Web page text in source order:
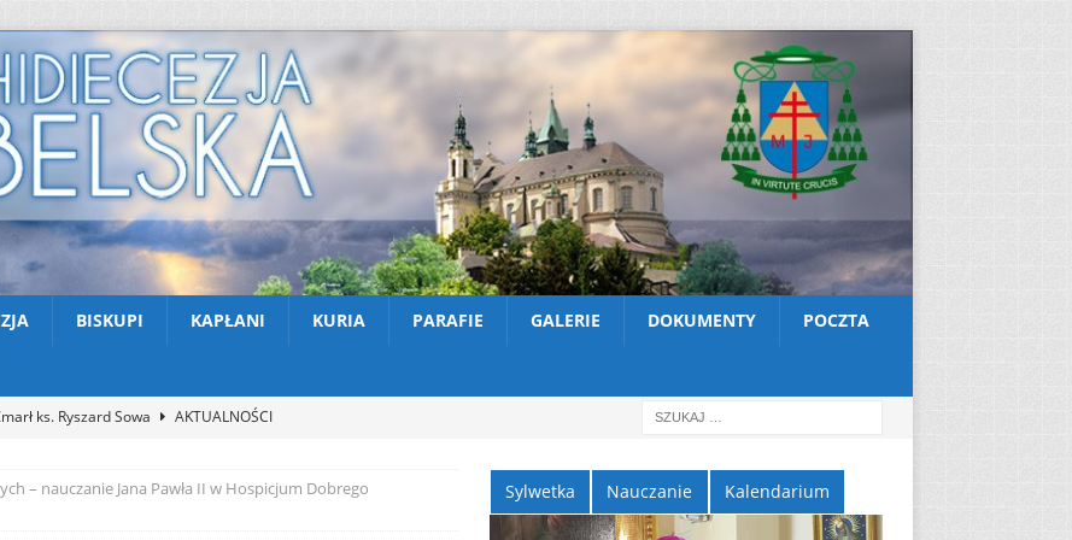
BISKUPI KAPŁANI KURIA PARAFIE GALERIE DOKUMENTY POCZTA
ks. Ryszard Sowa
AKTUALNOŚCI
– nauczanie Jana Pawła II w Hospicjum Dobrego
Sylwetka Nauczanie Kalendarium